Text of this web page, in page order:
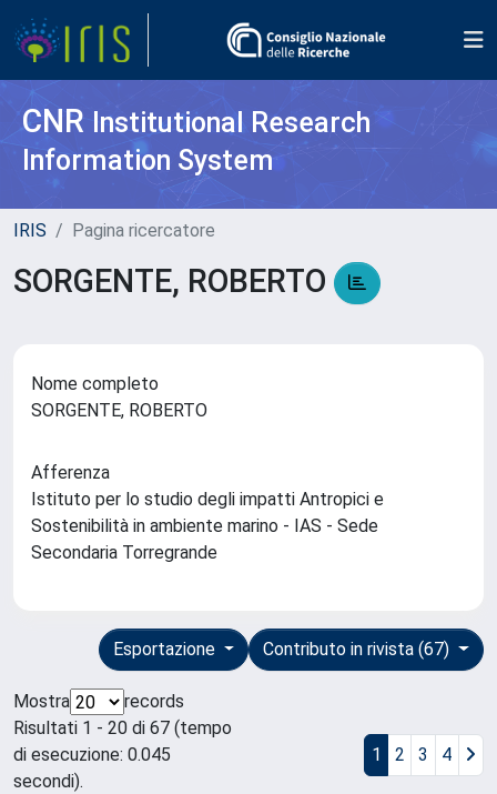
CNR Institutional Research
Information System
IRIS Pagina ricercatore
SORGENTE, ROBERTO
Nome completo
SORGENTE, ROBERTO
Afferenza
Istituto per lo studio degli impatti Antropici e
Sostenibilità in ambiente marino - IAS - Sede
Secondaria Torregrande
Contributo in rivista (67)
Esportazione
Mostra
records
Risultati 1 - 20 di 67 (tempo
di esecuzione: 0.045
secondi).
1 2 3 4